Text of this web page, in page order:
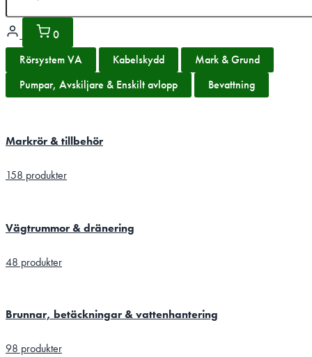
0
Rörsystem VA
Kabelskydd
Mark & Grund
Pumpar, Avskiljare & Enskilt avlopp
Bevattning
Markrör & tillbehör
158 produkter
Vägtrummor & dränering
48 produkter
Brunnar, betäckningar & vattenhantering
98 produkter